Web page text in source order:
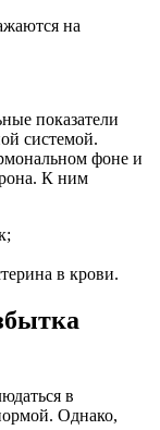
на
показатели
системой.
фоне и
К ним
в крови.
в
Однако,